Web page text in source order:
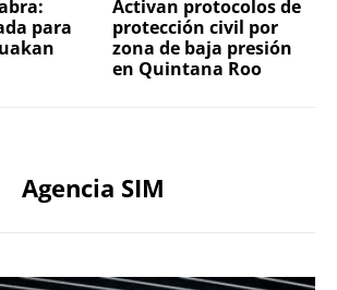
para
Activan protocolos de
protección civil por
zona de baja presión
en Quintana Roo
Agencia SIM